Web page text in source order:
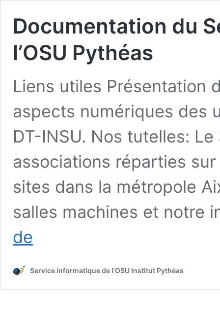
Documentation du
l’OSU Pythéas
Liens utiles Présentation
aspects numériques des
DT-INSU. Nos tutelles:
associations réparties
sites dans la métropole
salles machines et notre
de
de
Pythéas
Service informatique de l'OSU Institut Pythéas